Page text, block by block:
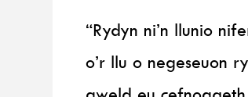
“Rydyn ni’n llunio
o’r llu o negeseuon